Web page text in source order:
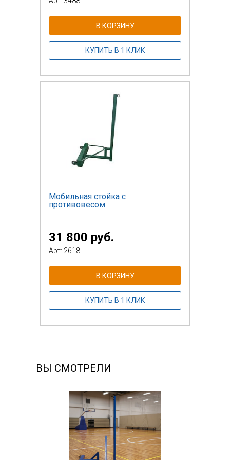
В КОРЗИНУ
КУПИТЬ В 1 КЛИК
Мобильная стойка с
противовесом
31 800 руб.
Арт: 2618
В КОРЗИНУ
КУПИТЬ В 1 КЛИК
ВЫ СМОТРЕЛИ